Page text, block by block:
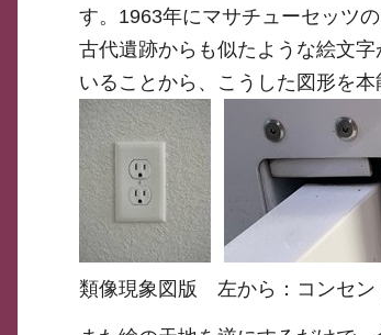
す。1963年にマサチューセッツ
古代遺跡からも似たような絵文
いることから、こうした図形を
類像現象図版 左から：コンセン